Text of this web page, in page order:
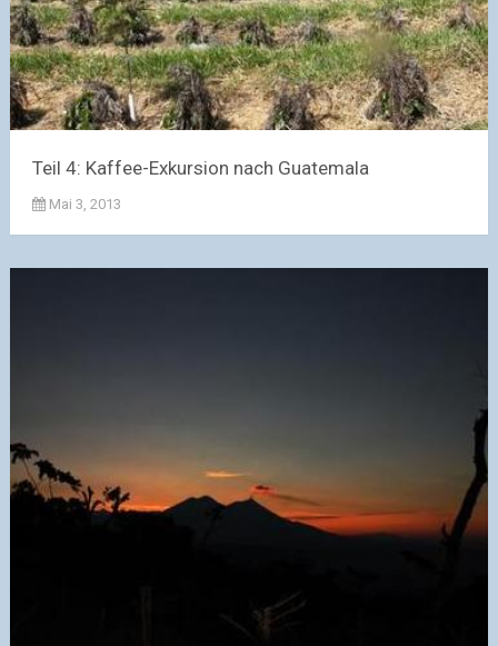
Teil 4: Kaffee-Exkursion nach Guatemala
Mai 3, 2013